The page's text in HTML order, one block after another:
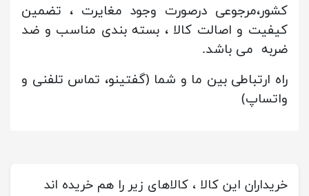
کشور،مرجوعی درصورت وجود مغایرت ، تضمین
کیفیت و اصالت کالا ، بسته بندی مناسب و ضد
ضربه می باشد.
راه ارتباطی بین ما و شما (گفتینو، تماس تلفنی و
واتساپ)
خریداران این کالا ، کالاهای زیر را هم خریده اند